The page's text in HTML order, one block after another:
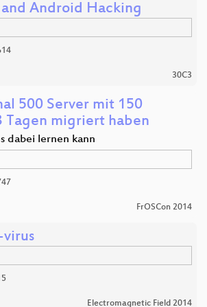
Android Hacking
30C3
500 Server mit 150
Tagen migriert haben
dabei lernen kann
FrOSCon 2014
Electromagnetic Field 2014